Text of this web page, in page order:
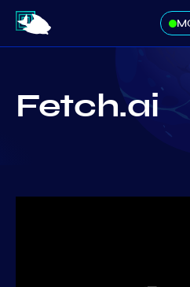
Fetch.ai